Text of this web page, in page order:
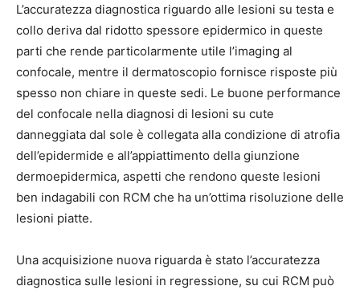
L’accuratezza diagnostica riguardo alle lesioni su testa e
collo deriva dal ridotto spessore epidermico in queste
parti che rende particolarmente utile l’imaging al
confocale, mentre il dermatoscopio fornisce risposte più
spesso non chiare in queste sedi. Le buone performance
del confocale nella diagnosi di lesioni su cute
danneggiata dal sole è collegata alla condizione di atrofia
dell’epidermide e all’appiattimento della giunzione
dermoepidermica, aspetti che rendono queste lesioni
ben indagabili con RCM che ha un’ottima risoluzione delle
lesioni piatte.
Una acquisizione nuova riguarda è stato l’accuratezza
diagnostica sulle lesioni in regressione, su cui RCM può